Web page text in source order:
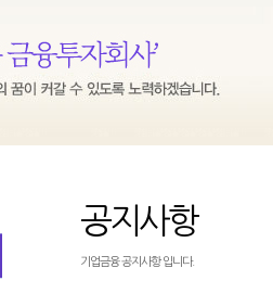
공지사항
기업금융 공지사항 입니다.